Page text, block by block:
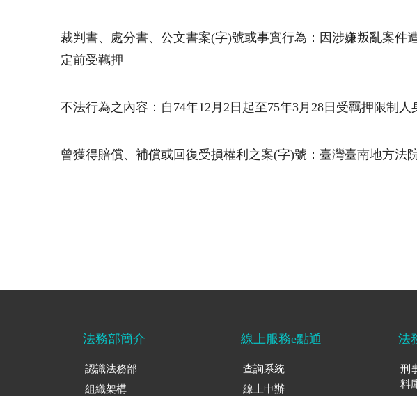
裁判書、處分書、公文書案(字)號或事實行為：因涉嫌叛亂案件
定前受羈押
不法行為之內容：自74年12月2日起至75年3月28日受羈押限制人
曾獲得賠償、補償或回復受損權利之案(字)號：臺灣臺南地方法
法務部簡介
認識法務部
組織架構
線上服務e點通
查詢系統
線上申辦
法
刑
料